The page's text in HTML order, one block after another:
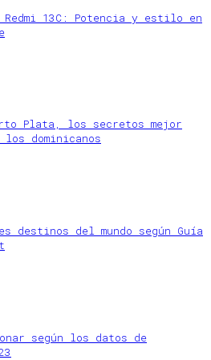
Redmi 13C: Potencia y estilo en
Plata, los secretos mejor
los dominicanos
destinos del mundo según Guía
según los datos de